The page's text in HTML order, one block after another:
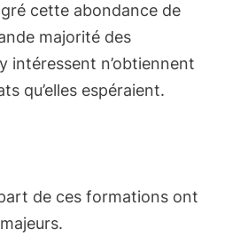
cette abondance de
majorité des
intéressent n’obtiennent
qu’elles espéraient.
de ces formations ont